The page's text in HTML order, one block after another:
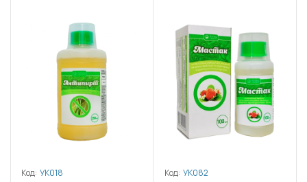
Код: УК018 Код: УК082